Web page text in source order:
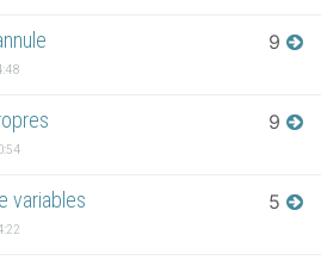
9
9
variables 5